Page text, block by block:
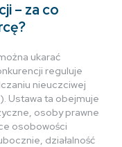
– za co
ukarać
reguluje
nieuczciwej
Ustawa ta obejmuje
osoby prawne
osobowości
działalność